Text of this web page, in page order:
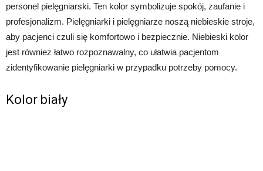
personel pielęgniarski. Ten kolor symbolizuje spokój, zaufanie i
profesjonalizm. Pielęgniarki i pielęgniarze noszą niebieskie stroje,
aby pacjenci czuli się komfortowo i bezpiecznie. Niebieski kolor
jest również łatwo rozpoznawalny, co ułatwia pacjentom
zidentyfikowanie pielęgniarki w przypadku potrzeby pomocy.
Kolor biały